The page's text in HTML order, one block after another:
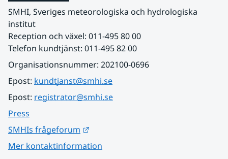
SMHI, Sveriges meteorologiska och hydrologiska
institut
Reception och växel: 011-495 80 00
Telefon kundtjänst: 011-495 82 00
Organisationsnummer: 202100-0696
Epost: kundtjanst@smhi.se
Epost: registrator@smhi.se
Press
SMHIs frågeforum
Mer kontaktinformation